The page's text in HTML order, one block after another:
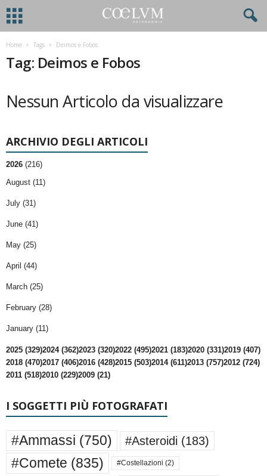
Home Tags Deimos e Fobos
Tag: Deimos e Fobos
Nessun Articolo da visualizzare
ARCHIVIO DEGLI ARTICOLI
2026 (216)
August (11)
July (31)
June (41)
May (25)
April (44)
March (25)
February (28)
January (11)
2025 (329)2024 (362)2023 (320)2022 (495)2021 (183)2020 (331)2019 (407)
2018 (470)2017 (406)2016 (428)2015 (503)2014 (611)2013 (757)2012 (724)
2011 (518)2010 (229)2009 (21)
I SOGGETTI PIÙ FOTOGRAFATI
#Ammassi (750) #Asteroidi (183)
#Comete (835) #Costellazioni (2)